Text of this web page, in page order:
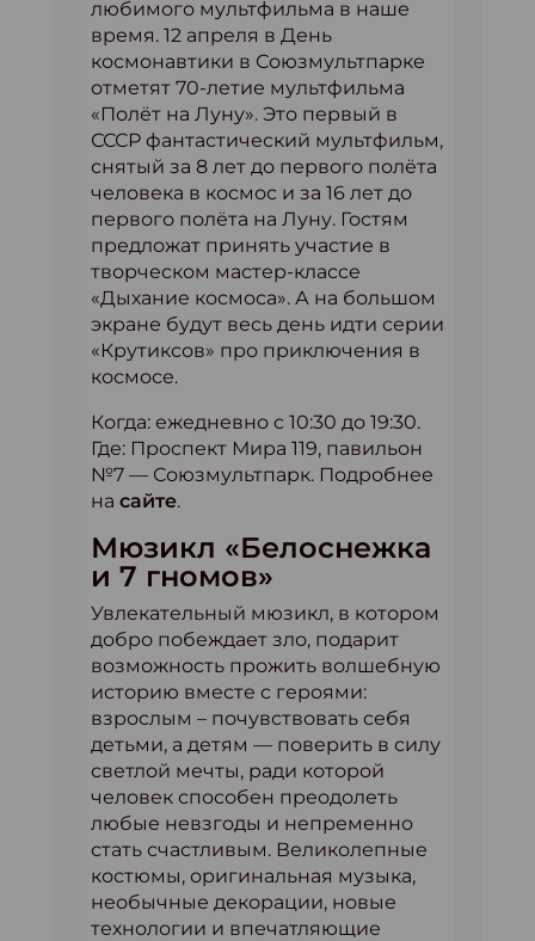
любимого мультфильма в наше
время. 12 апреля в День
космонавтики в Союзмультпарке
отметят 70-летие мультфильма
«Полёт на Луну». Это первый в
СССР фантастический мультфильм,
снятый за 8 лет до первого полёта
человека в космос и за 16 лет до
первого полёта на Луну. Гостям
предложат принять участие в
творческом мастер-классе
«Дыхание космоса». А на большом
экране будут весь день идти серии
«Крутиксов» про приключения в
космосе.
Когда: ежедневно с 10:30 до 19:30.
Где: Проспект Мира 119, павильон
№7 — Союзмультпарк. Подробнее
на сайте.
Мюзикл «Белоснежка
и 7 гномов»
Увлекательный мюзикл, в котором
добро побеждает зло, подарит
возможность прожить волшебную
историю вместе с героями:
взрослым – почувствовать себя
детьми, а детям — поверить в силу
светлой мечты, ради которой
человек способен преодолеть
любые невзгоды и непременно
стать счастливым. Великолепные
костюмы, оригинальная музыка,
необычные декорации, новые
технологии и впечатляющие